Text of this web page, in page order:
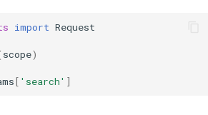
import Request
scope)
[ 'search' ]